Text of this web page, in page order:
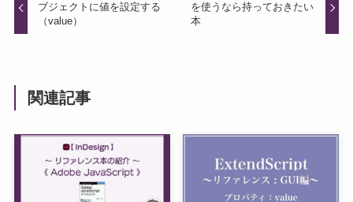
ブジェクトに値を設定する
（value）
を使うなら持っておきたい
本
関連記事